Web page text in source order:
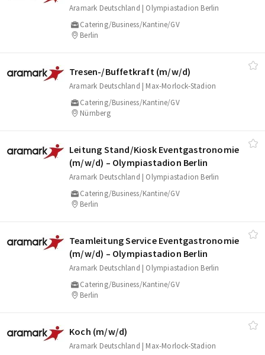
Aramark Deutschland | Olympiastadion Berlin
Catering/Business/Kantine/GV
Berlin
Tresen-/​Buffetkraft (m/​w/​d)
Aramark Deutschland | Max-Morlock-Stadion
Catering/Business/Kantine/GV
Nürnberg
Leitung Stand/​Kiosk Eventgastronomie
(m/​w/​d) – Olympiastadion Berlin
Aramark Deutschland | Olympiastadion Berlin
Catering/Business/Kantine/GV
Berlin
Teamleitung Service Eventgastronomie
(m/​w/​d) – Olympiastadion Berlin
Aramark Deutschland | Olympiastadion Berlin
Catering/Business/Kantine/GV
Berlin
Koch (m/​w/​d)
Aramark Deutschland | Max-Morlock-Stadion